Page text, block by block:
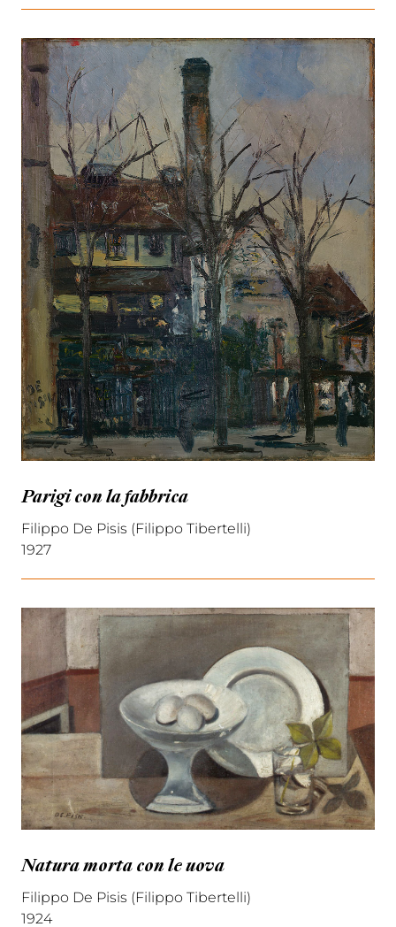
Parigi con la fabbrica
Filippo De Pisis (Filippo Tibertelli)
1927
Natura morta con le uova
Filippo De Pisis (Filippo Tibertelli)
1924